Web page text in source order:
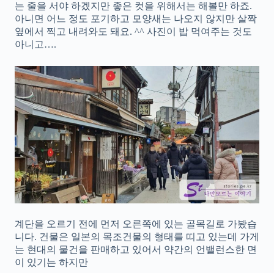
는 줄을 서야 하겠지만 좋은 컷을 위해서는 해볼만 하죠.
아니면 어느 정도 포기하고 모양새는 나오지 않지만 살짝
옆에서 찍고 내려와도 돼요. ^^ 사진이 밥 먹여주는 것도
아니고….
계단을 오르기 전에 먼저 오른쪽에 있는 골목길로 가봤습
니다. 건물은 일본의 목조건물의 형태를 띠고 있는데 가게
는 현대의 물건을 판매하고 있어서 약간의 언밸런스한 면
이 있기는 하지만